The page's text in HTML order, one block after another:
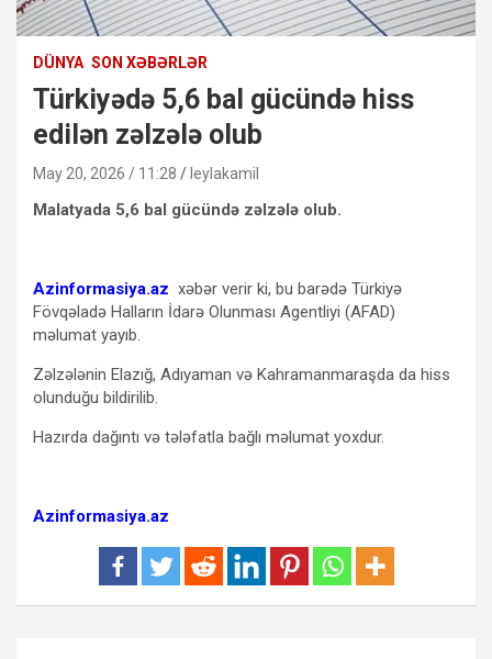
DÜNYA SON XƏBƏRLƏR
Türkiyədə 5,6 bal gücündə hiss
edilən zəlzələ olub
May 20, 2026 / 11:28 leylakamil
Malatyada 5,6 bal gücündə zəlzələ olub.
Azinformasiya.az xəbər verir ki, bu barədə Türkiyə
Fövqəladə Halların İdarə Olunması Agentliyi (AFAD)
məlumat yayıb.
Zəlzələnin Elazığ, Adıyaman və Kahramanmaraşda da hiss
olunduğu bildirilib.
Hazırda dağıntı və tələfatla bağlı məlumat yoxdur.
Azinformasiya.az